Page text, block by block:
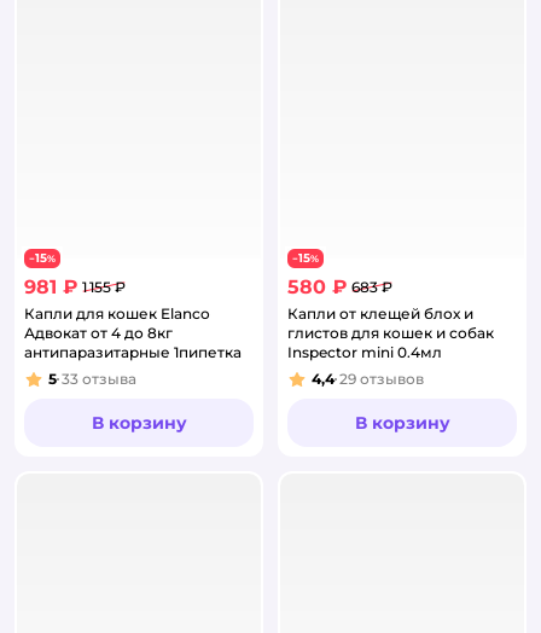
−15%
981 ₽ 1 155 ₽
Капли для кошек Elanco
Адвокат от 4 до 8кг
антипаразитарные 1пипетка
Рейтинг:
5 33 отзыва
В корзину
−15%
580 ₽ 683 ₽
Капли от клещей блох и
глистов для кошек и собак
Inspector mini 0.4мл
Рейтинг:
4,4 29 отзывов
В корзину